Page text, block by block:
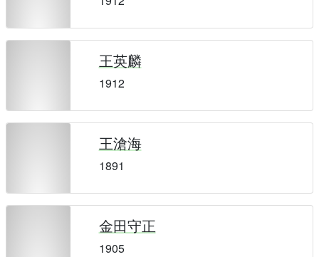
王英麟
1912
王滄海
1891
金田守正
1905